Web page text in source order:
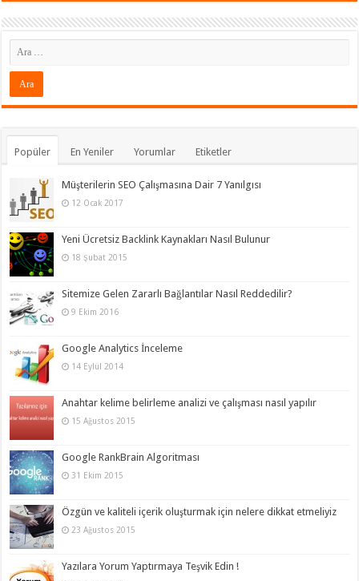
Popüler En Yeniler Yorumlar Etiketler
Müşterilerin SEO Çalışmasına Dair 7 Yanılgısı
12 Ocak 2017
Yeni Ücretsiz Backlink Kaynakları Nasıl Bulunur
18 Şubat 2015
Sitemize Gelen Zararlı Bağlantılar Nasıl Reddedilir?
9 Ekim 2016
Google Analytics İnceleme
14 Eylül 2014
Anahtar kelime belirleme analizi ve çalışması nasıl yapılır
15 Ağustos 2015
Google RankBrain Algoritması
31 Ekim 2015
Özgün ve kaliteli içerik oluşturmak için nelere dikkat etmeliyiz
23 Ağustos 2015
Yazılara Yorum Yaptırmaya Teşvik Edin !